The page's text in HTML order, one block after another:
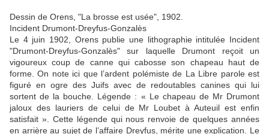
Dessin de Orens, "La brosse est usée", 1902.
Incident Drumont-Dreyfus-Gonzalès
Le 4 juin 1902, Orens publie une lithographie intitulée Incident
"Drumont-Dreyfus-Gonzalès" sur laquelle Drumont reçoit un
vigoureux coup de canne qui cabosse son chapeau haut de
forme. On note ici que l’ardent polémiste de La Libre parole est
figuré en ogre des Juifs avec de redoutables canines qui lui
sortent de la bouche. Légende : « Le chapeau de Mr Drumont
jaloux des lauriers de celui de Mr Loubet à Auteuil est enfin
satisfait ». Cette légende qui nous renvoie de quelques années
en arrière au sujet de l’affaire Dreyfus, mérite une explication. Le